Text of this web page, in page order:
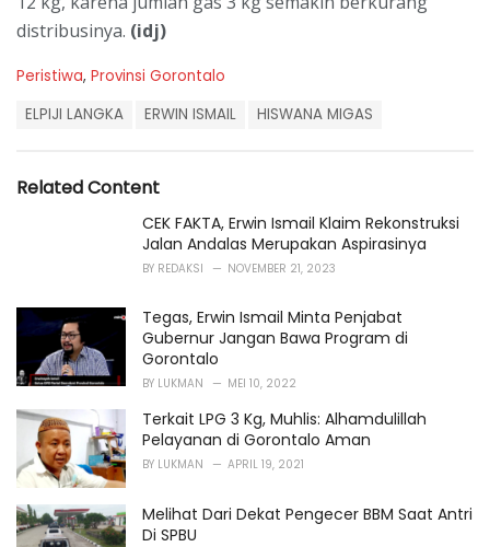
distribusinya. (idj)
C
r
Peristiwa, Provinsi Gorontalo
:
ELPIJI LANGKA ERWIN ISMAIL HISWANA MIGAS
Related Content
CEK FAKTA, Erwin Ismail Klaim Rekonstruksi
Jalan Andalas Merupakan Aspirasinya
BY REDAKSI NOVEMBER 21, 2023
Tegas, Erwin Ismail Minta Penjabat
Gubernur Jangan Bawa Program di
Gorontalo
BY LUKMAN MEI 10, 2022
Terkait LPG 3 Kg, Muhlis: Alhamdulillah
Pelayanan di Gorontalo Aman
BY LUKMAN APRIL 19, 2021
Melihat Dari Dekat Pengecer BBM Saat Antri
Di SPBU